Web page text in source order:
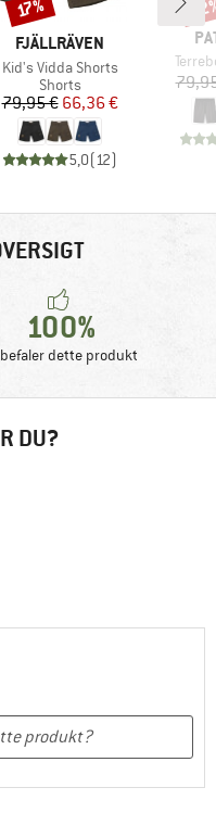
MÆRKE
FJÄLLRÄVEN
Artikel
Kid's Vidda Shorts
Produktgruppe
Shorts
Pris
79,95 €Nedsat pris
66,36 €
5,0(12)
17%
Artikel
100%
dette produkt
DU?